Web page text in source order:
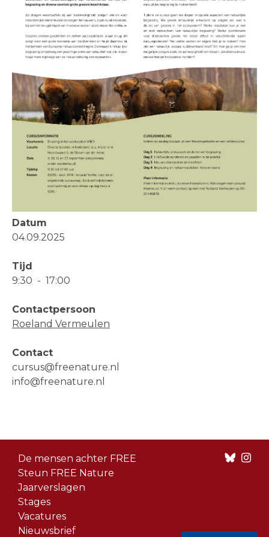
Datum
04.09.2025
Tijd
9:30 - 17:00
Contactpersoon
Roeland Vermeulen
Contact
cursus@freenature.nl
info@freenature.nl
Footer
menu
De mensen achter FREE
Steun FREE Nature
Jaarverslagen
Stages
Vacatures
Nieuwsbrief